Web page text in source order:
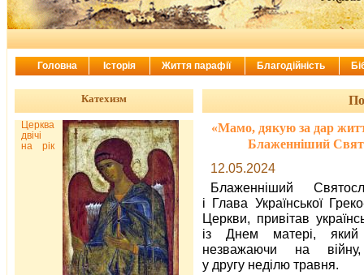
«Мамо, дякую за дар
Блаженніший
12.05.2024
Блаженніший
і Глава Української
Церкви, привітав
із Днем матері, який
незважаючи на війну,
у другу неділю травня.
Катехизм
Церква
двічі
на рік
Головна Історія Життя парафії Благодійність